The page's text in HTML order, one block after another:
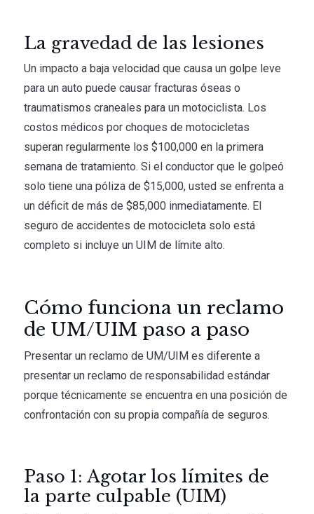
La gravedad de las lesiones
Un impacto a baja velocidad que causa un golpe leve
para un auto puede causar fracturas óseas o
traumatismos craneales para un motociclista. Los
costos médicos por choques de motocicletas
superan regularmente los $100,000 en la primera
semana de tratamiento. Si el conductor que le golpeó
solo tiene una póliza de $15,000, usted se enfrenta a
un déficit de más de $85,000 inmediatamente. El
seguro de accidentes de motocicleta solo está
completo si incluye un UIM de límite alto.
Cómo funciona un reclamo
de UM/UIM paso a paso
Presentar un reclamo de UM/UIM es diferente a
presentar un reclamo de responsabilidad estándar
porque técnicamente se encuentra en una posición de
confrontación con su propia compañía de seguros.
Paso 1: Agotar los límites de
la parte culpable (UIM)